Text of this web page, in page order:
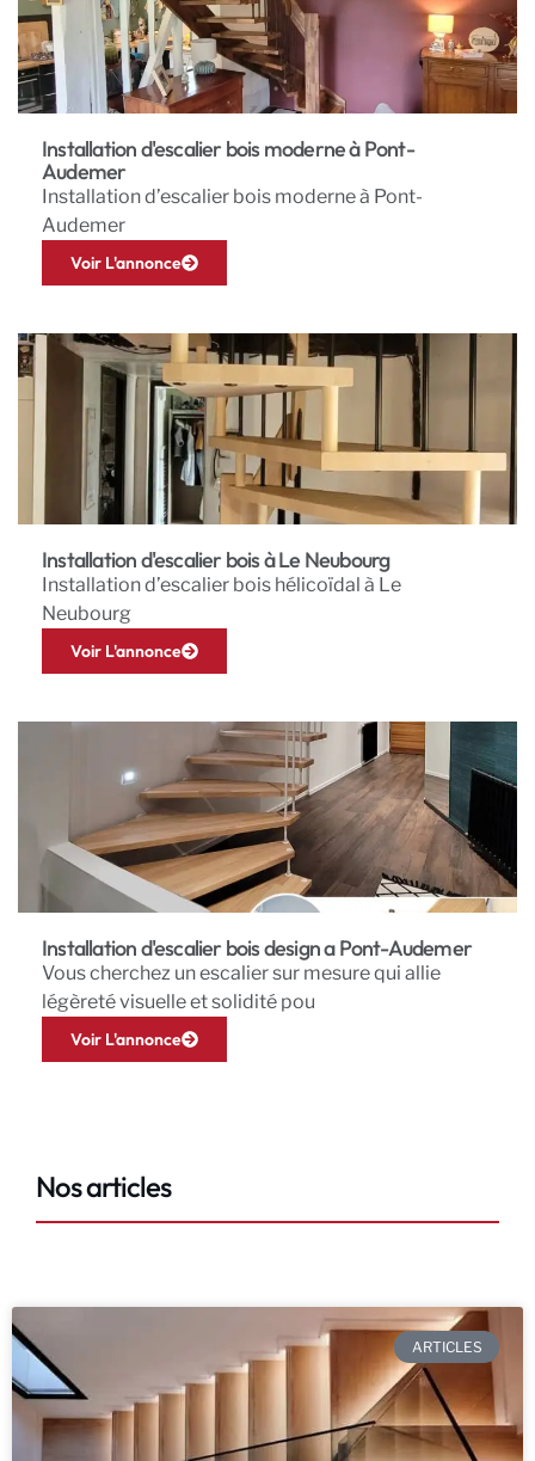
Installation d'escalier bois moderne à Pont-
Audemer
Installation d’escalier bois moderne à Pont-
Audemer
Voir L'annonce
Installation d'escalier bois à Le Neubourg
Installation d’escalier bois hélicoïdal à Le
Neubourg
Voir L'annonce
Installation d'escalier bois design a Pont-Audemer
Vous cherchez un escalier sur mesure qui allie
légèreté visuelle et solidité pou
Voir L'annonce
Nos articles
ARTICLES